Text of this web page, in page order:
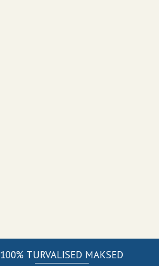
100% TURVALISED MAKSED